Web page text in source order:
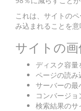
これは、サイトの
み込まれることを意
サイトの
ディスク容量
ページの読み
サーバーの最
コンバージョ
検索結果のサ